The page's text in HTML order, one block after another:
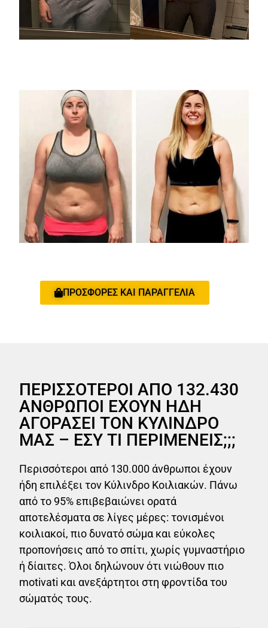
ΠΡΟΣΦΟΡΕΣ ΚΑΙ ΠΑΡΑΓΓΕΛΙΑ
ΠΕΡΙΣΣΟΤΕΡΟΙ ΑΠΟ 132.430
ΑΝΘΡΩΠΟΙ ΕΧΟΥΝ ΗΔΗ
ΑΓΟΡΑΣΕΙ ΤΟΝ ΚΥΛΙΝΔΡΟ
ΜΑΣ – ΕΣΥ ΤΙ ΠΕΡΙΜΕΝΕΙΣ;;;
Περισσότεροι από 130.000 άνθρωποι έχουν
ήδη επιλέξει τον Κύλινδρο Κοιλιακών. Πάνω
από το 95% επιβεβαιώνει ορατά
αποτελέσματα σε λίγες μέρες: τονισμένοι
κοιλιακοί, πιο δυνατό σώμα και εύκολες
προπονήσεις από το σπίτι, χωρίς γυμναστήριο
ή δίαιτες. Όλοι δηλώνουν ότι νιώθουν πιο
motivati και ανεξάρτητοι στη φροντίδα του
σώματός τους.